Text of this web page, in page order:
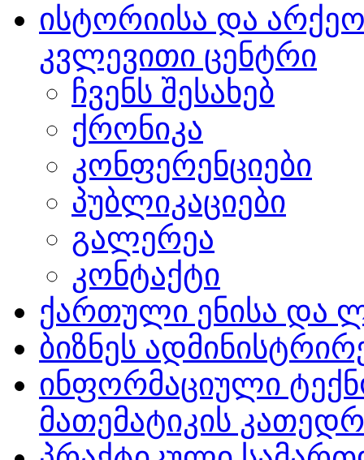
ისტორიისა და
კვლევითი ცენტრი
ჩვენს შესახებ
ქრონიკა
კონფერენციები
პუბლიკაციები
გალერეა
კონტაქტი
ქართული ენისა და
ბიზნეს
ინფორმაციული
მათემატიკის